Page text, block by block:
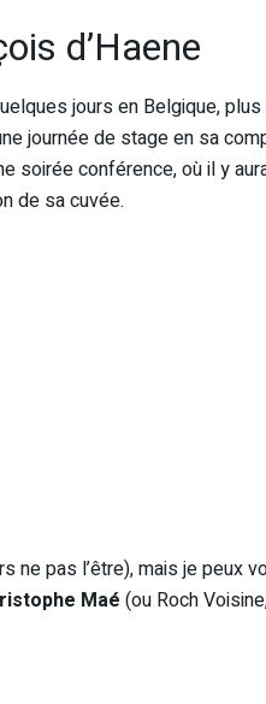
d’Haene
jours en Belgique,
journée de stage en sa
soirée conférence, où il y
de sa cuvée.
ne pas l’être), mais je peux
Maé (ou Roch